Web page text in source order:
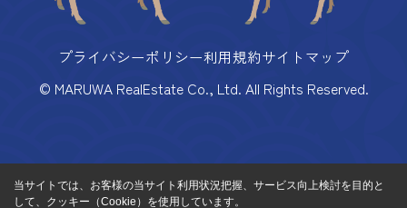
プライバシーポリシー利用規約サイトマップ
© MARUWA RealEstate Co., Ltd. All Rights Reserved.
当サイトでは、お客様の当サイト利用状況把握、サービス向上検討を目的と
して、クッキー（Cookie）を使用しています。